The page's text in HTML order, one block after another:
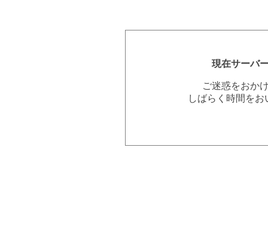
現在サーバ
ご迷惑をおか
しばらく時間を